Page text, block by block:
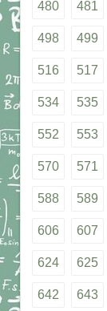
480 481
498 499
516 517
534 535
552 553
570 571
588 589
606 607
624 625
642 643